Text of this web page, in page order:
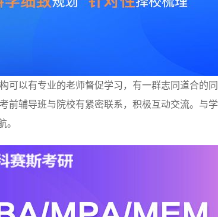
可以有专业的老师督促学习，有一群志同道合的
前辅导班与院校有紧密联系，积极互动交流。与
。